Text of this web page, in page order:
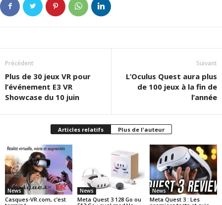
Précédent
Plus de 30 jeux VR pour
l’événement E3 VR
Showcase du 10 juin
Suivant
L’Oculus Quest aura plus
de 100 jeux à la fin de
l’année
Articles relatifs Plus de l'auteur
News
Casques-VR.com, c’est
News
Meta Quest 3 128 Go ou
News
Meta Quest 3 : Les